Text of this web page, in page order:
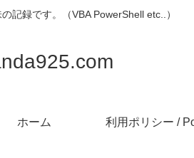
記録です。（VBA PowerShell etc..）
ホーム 利用ポリシー /